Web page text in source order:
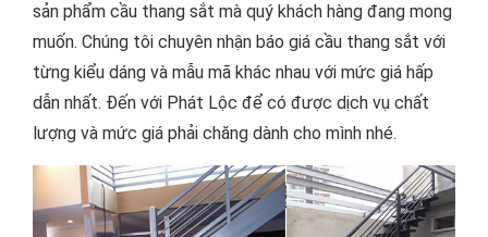
sản phẩm cầu thang sắt mà quý khách hàng đang mong
muốn. Chúng tôi chuyên nhận báo giá cầu thang sắt với
từng kiểu dáng và mẫu mã khác nhau với mức giá hấp
dẫn nhất. Đến với Phát Lộc để có được dịch vụ chất
lượng và mức giá phải chăng dành cho mình nhé.